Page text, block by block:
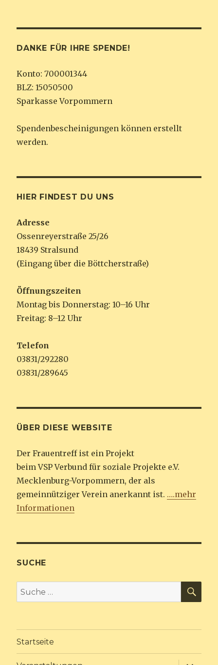
DANKE FÜR IHRE SPENDE!
Konto: 700001344
BLZ: 15050500
Sparkasse Vorpommern
Spendenbescheinigungen können erstellt
werden.
HIER FINDEST DU UNS
Adresse
Ossenreyerstraße 25/26
18439 Stralsund
(Eingang über die Böttcherstraße)
Öffnungszeiten
Montag bis Donnerstag: 10–16 Uhr
Freitag: 8–12 Uhr
Telefon
03831/292280
03831/289645
ÜBER DIESE WEBSITE
Der Frauentreff ist ein Projekt
beim VSP Verbund für soziale Projekte e.V.
Mecklenburg-Vorpommern, der als
gemeinnütziger Verein anerkannt ist. ….mehr
Informationen
SUCHE
Suche
nach:
Startseite